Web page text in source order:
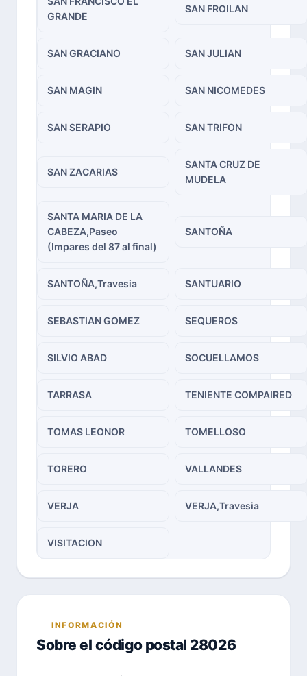
GRANDE
SAN FROILAN
SAN GRACIANO SAN JULIAN
SAN MAGIN SAN NICOMEDES
SAN SERAPIO SAN TRIFON
SAN ZACARIAS
SANTA CRUZ DE
MUDELA
SANTA MARIA DE LA
CABEZA,Paseo
(Impares del 87 al final)
SANTOÑA
SANTOÑA,Travesia SANTUARIO
SEBASTIAN GOMEZ SEQUEROS
SILVIO ABAD SOCUELLAMOS
TARRASA TENIENTE COMPAIRED
TOMAS LEONOR TOMELLOSO
TORERO VALLANDES
VERJA VERJA,Travesia
VISITACION
INFORMACIÓN
Sobre el código postal 28026